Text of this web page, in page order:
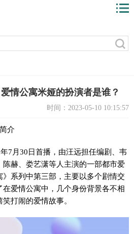
情公寓米娅的扮演者是谁？
时间：2023-05-10 10:15:57
介
年7月30日首播，由汪远担任编剧、韦
赫、娄艺潇等人主演的一部都市爱
系列中第三部，主要以多个剧情交
爱情公寓中，几个身份背景各不相
打闹的爱情故事。